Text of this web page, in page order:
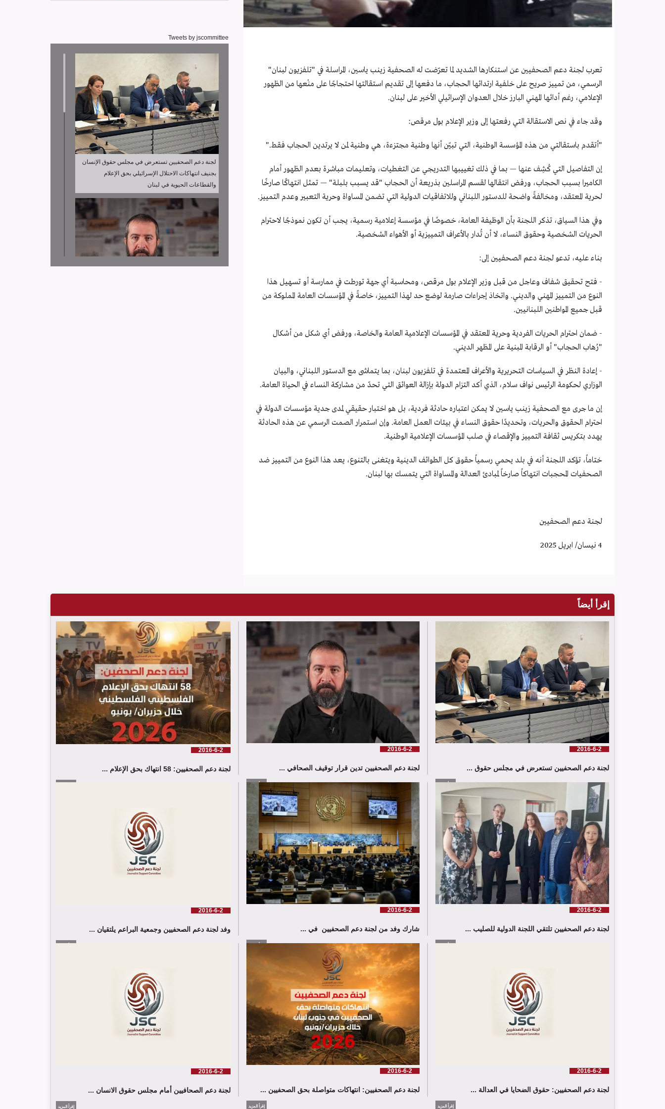
تعرب لجنة دعم الصحفيين عن استنكارها الشديد لما تعرّضت له الصحفية زينب ياسين، المراسلة في "تلفزيون لبنان"
الرسمي، من تمييز صريح على خلفية ارتدائها الحجاب، ما دفعها إلى تقديم استقالتها احتجاجًا على منْعها من الظهور
الإعلامي، رغم أدائها المهني البارز خلال العدوان الإسرائيلي الأخير على لبنان.
وقد جاء في نص الاستقالة التي رفعتها إلى وزير الإعلام بول مرقص:
"أتقدم باستقالتي من هذه المؤسسة الوطنية، التي تبيّن أنها وطنية مجتزءة، هي وطنية لمن لا يرتدين الحجاب فقط."
إن التفاصيل التي كُشِف عنها — بما في ذلك تغييبها التدريجي عن التغطيات، وتعليمات مباشرة بعدم الظهور أمام
الكاميرا بسبب الحجاب، ورفض انتقالها لقسم المراسلين بذريعة أن الحجاب "قد يسبب بلبلة" — تمثل انتهاكًا صارخًا
لحرية المعتقد، ومخالفةً واضحة للدستور اللبناني وللاتفاقيات الدولية التي تضمن المساواة وحرية التعبير وعدم التمييز.
وفي هذا السياق، تذكر اللجنة بأن الوظيفة العامة، خصوصًا في مؤسسة إعلامية رسمية، يجب أن تكون نموذجًا لاحترام
الحريات الشخصية وحقوق النساء، لا أن تُدار بالأعراف التمييزية أو الأهواء الشخصية.
بناء عليه، تدعو لجنة دعم الصحفيين إلى:
- فتح تحقيق شفاف وعاجل من قبل وزير الإعلام بول مرقص، ومحاسبة أي جهة تورطت في ممارسة أو تسهيل هذا
النوع من التمييز المهني والديني. واتخاذ إجراءات صارمة لوضع حد لهذا التمييز، خاصةً في المؤسسات العامة المملوكة من
قبل جميع المواطنين اللبنانيين.
- ضمان احترام الحريات الفردية وحرية المعتقد في المؤسسات الإعلامية العامة والخاصة، ورفض أي شكل من أشكال
"رُهاب الحجاب" أو الرقابة المبنية على المظهر الديني.
- إعادة النظر في السياسات التحريرية والأعراف المعتمدة في تلفزيون لبنان، بما يتماشى مع الدستور اللبناني، والبيان
الوزاري لحكومة الرئيس نواف سلام، الذي أكد التزام الدولة بإزالة العوائق التي تحدّ من مشاركة النساء في الحياة العامة.
إن ما جرى مع الصحفية زينب ياسين لا يمكن اعتباره حادثة فردية، بل هو اختبار حقيقي لمدى جدية مؤسسات الدولة في
احترام الحقوق والحريات، وتحديدًا حقوق النساء في بيئات العمل العامة. وإن استمرار الصمت الرسمي عن هذه الحادثة
يهدد بتكريس ثقافة التمييز والإقصاء في صلب المؤسسات الإعلامية الوطنية.
ختاماً، تؤكد اللجنة أنه في بلد يحمي رسمياً حقوق كل الطوائف الدينية ويتغنى بالتنوع، يعد هذا النوع من التمييز ضد
الصحفيات المحجبات انتهاكاً صارخاً لمبادئ العدالة والمساواة التي يتمسك بها لبنان.
لجنة دعم الصحفيين
4 نيسان/ ابريل 2025
Tweets by jscommittee
لجنة دعم الصحفيين تستعرض في مجلس حقوق الإنسان
بجنيف انتهاكات الاحتلال الإسرائيلي بحق الإعلام
والقطاعات الحيوية في لبنان
شارك وفد من لجنة دعم الصحفيين في جلسة اعتماد
الاستعراض الدوي الشامل حول لبنان في مقر الامم
المتحدة في جنيف حيث القت اللجنة كلمة باسم جمعية
البراعم للعمل الاجتماعي
إقرأ أيضاً
2016-6-2
لجنة دعم الصحفيين تستعرض في مجلس حقوق ...
2016-6-2
لجنة دعم الصحفيين تدين قرار توقيف الصحافي ...
2016-6-2
لجنة دعم الصحفيين: 58 انتهاك بحق الإعلام ...
2016-6-2
لجنة دعم الصحفيين تلتقي اللجنة الدولية للصليب ...
2016-6-2
شارك وفد من لجنة دعم الصحفيين في ...
2016-6-2
وفد لجنة دعم الصحفيين وجمعية البراعم يلتقيان ...
2016-6-2
لجنة دعم الصحفيين: حقوق الضحايا في العدالة ...
إقرأ المزيد
2016-6-2
لجنة دعم الصحفيين: انتهاكات متواصلة بحق الصحفيين ...
إقرأ المزيد
2016-6-2
لجنة دعم الصحافيين أمام مجلس حقوق الانسان ...
إقرأ المزيد